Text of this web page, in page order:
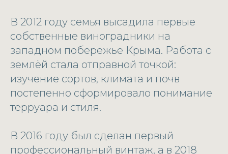
В 2012 году семья высадила первые
собственные виноградники на
западном побережье Крыма. Работа с
землёй стала отправной точкой:
изучение сортов, климата и почв
постепенно сформировало понимание
терруара и стиля.
В 2016 году был сделан первый
профессиональный винтаж, а в 2018